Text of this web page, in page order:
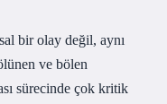
bir olay değil, aynı
ve bölen
sürecinde çok kritik